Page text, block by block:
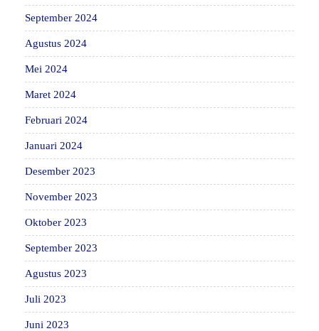
September 2024
Agustus 2024
Mei 2024
Maret 2024
Februari 2024
Januari 2024
Desember 2023
November 2023
Oktober 2023
September 2023
Agustus 2023
Juli 2023
Juni 2023